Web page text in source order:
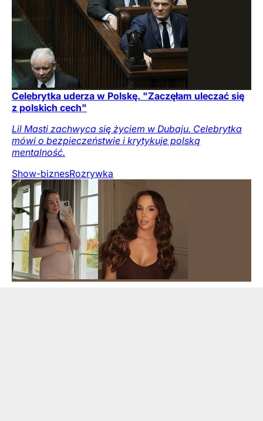
Celebrytka uderza w Polskę. "Zaczęłam uleczać się
z polskich cech"
Lil Masti zachwyca się życiem w Dubaju. Celebrytka
mówi o bezpieczeństwie i krytykuje polską
mentalność.
Show-biznesRozrywka